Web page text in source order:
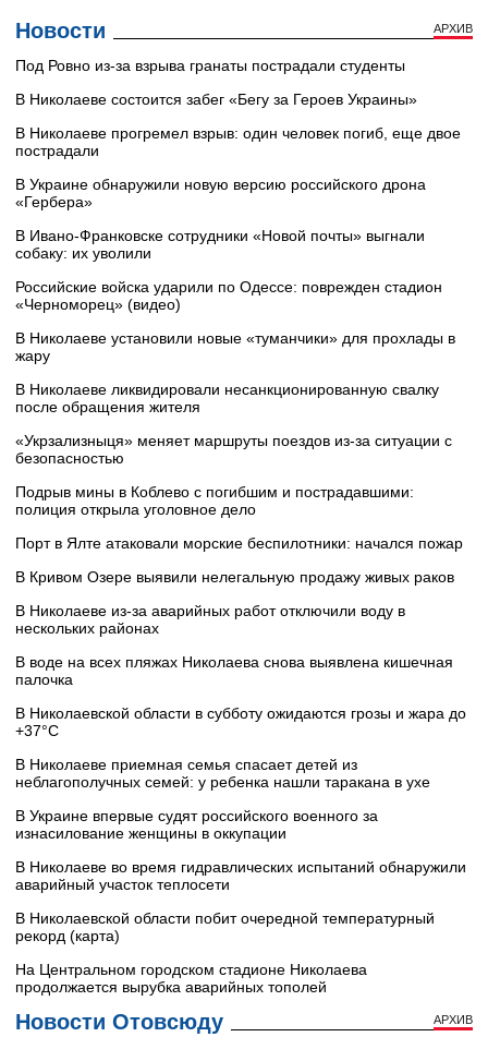
Новости АРХИВ
Под Ровно из-за взрыва гранаты пострадали студенты
В Николаеве состоится забег «Бегу за Героев Украины»
В Николаеве прогремел взрыв: один человек погиб, еще двое
пострадали
В Украине обнаружили новую версию российского дрона
«Гербера»
В Ивано-Франковске сотрудники «Новой почты» выгнали
собаку: их уволили
Российские войска ударили по Одессе: поврежден стадион
«Черноморец» (видео)
В Николаеве установили новые «туманчики» для прохлады в
жару
В Николаеве ликвидировали несанкционированную свалку
после обращения жителя
«Укрзализныця» меняет маршруты поездов из-за ситуации с
безопасностью
Подрыв мины в Коблево с погибшим и пострадавшими:
полиция открыла уголовное дело
Порт в Ялте атаковали морские беспилотники: начался пожар
В Кривом Озере выявили нелегальную продажу живых раков
В Николаеве из-за аварийных работ отключили воду в
нескольких районах
В воде на всех пляжах Николаева снова выявлена кишечная
палочка
В Николаевской области в субботу ожидаются грозы и жара до
+37°C
В Николаеве приемная семья спасает детей из
неблагополучных семей: у ребенка нашли таракана в ухе
В Украине впервые судят российского военного за
изнасилование женщины в оккупации
В Николаеве во время гидравлических испытаний обнаружили
аварийный участок теплосети
В Николаевской области побит очередной температурный
рекорд (карта)
На Центральном городском стадионе Николаева
продолжается вырубка аварийных тополей
Новости Отовсюду АРХИВ